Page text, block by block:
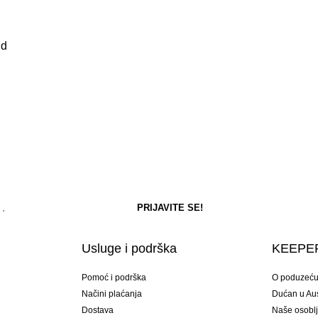
Usluge i podrška
Pomoć i podrška
Načini plaćanja
Dostava
O
Dućan u
Naše